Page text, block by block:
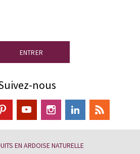
ENTRER
nous
EN ARDOISE NATURELLE